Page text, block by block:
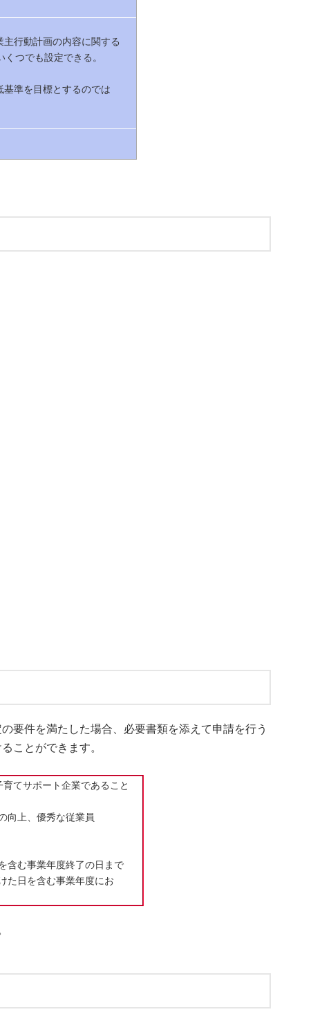
行動計画の内容に関する
つでも設定できる。
準を目標とするのでは
要件を満たした場合、必要書類を添えて申請を行う
ことができます。
てサポート企業であること
向上、優秀な従業員
含む事業年度終了の日まで
た日を含む事業年度にお